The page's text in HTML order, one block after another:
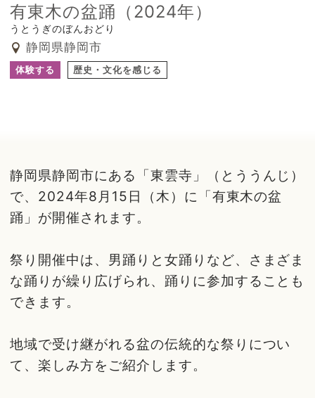
有東木の盆踊（2024年）
うとうぎのぼんおどり
静岡県静岡市
体験する 歴史・文化を感じる
静岡県静岡市にある「東雲寺」（とううんじ）
で、2024年8月15日（木）に「有東木の盆
踊」が開催されます。
祭り開催中は、男踊りと女踊りなど、さまざま
な踊りが繰り広げられ、踊りに参加することも
できます。
地域で受け継がれる盆の伝統的な祭りについ
て、楽しみ方をご紹介します。